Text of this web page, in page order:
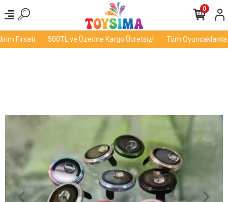
Fırsatı 500TL ve Üzerine Kargo Ücretsiz! Tüm Oyuncaklarda
0